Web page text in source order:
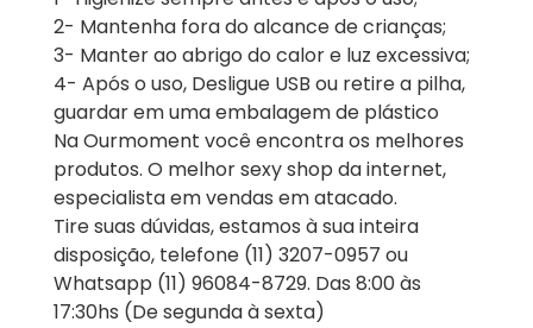
2- Mantenha fora do alcance de crianças;
3- Manter ao abrigo do calor e luz excessiva;
4- Após o uso, Desligue USB ou retire a pilha,
guardar em uma embalagem de plástico
Na Ourmoment você encontra os melhores
produtos. O melhor sexy shop da internet,
especialista em vendas em atacado.
Tire suas dúvidas, estamos à sua inteira
disposição, telefone (11) 3207-0957 ou
Whatsapp (11) 96084-8729. Das 8:00 às
17:30hs (De segunda à sexta)